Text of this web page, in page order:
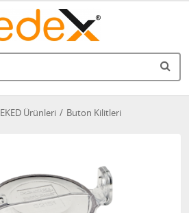
EKED Ürünleri Buton Kilitleri